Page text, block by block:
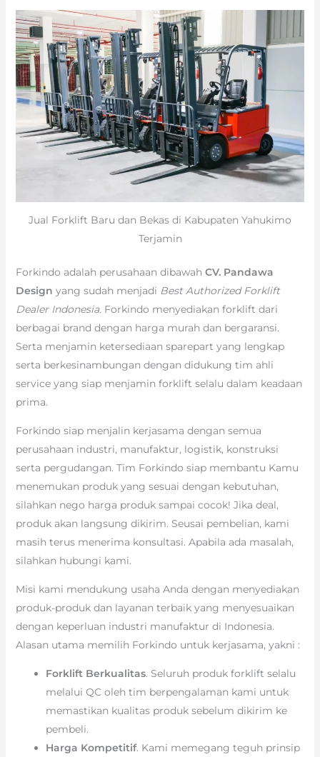
Jual Forklift Baru dan Bekas di Kabupaten Yahukimo
Terjamin
Forkindo adalah perusahaan dibawah CV. Pandawa
Design yang sudah menjadi Best Authorized Forklift
Dealer Indonesia. Forkindo menyediakan forklift dari
berbagai brand dengan harga murah dan bergaransi.
Serta menjamin ketersediaan sparepart yang lengkap
serta berkesinambungan dengan didukung tim ahli
service yang siap menjamin forklift selalu dalam keadaan
prima.
Forkindo siap menjalin kerjasama dengan semua
perusahaan industri, manufaktur, logistik, konstruksi
serta pergudangan. Tim Forkindo siap membantu Kamu
menemukan produk yang sesuai dengan kebutuhan,
silahkan nego harga produk sampai cocok! Jika deal,
produk akan langsung dikirim. Seusai pembelian, kami
masih terus menerima konsultasi. Apabila ada masalah,
silahkan hubungi kami.
Misi kami mendukung usaha Anda dengan menyediakan
produk-produk dan layanan terbaik yang menyesuaikan
dengan keperluan industri manufaktur di Indonesia.
Alasan utama memilih Forkindo untuk kerjasama, yakni :
Forklift Berkualitas. Seluruh produk forklift selalu
melalui QC oleh tim berpengalaman kami untuk
memastikan kualitas produk sebelum dikirim ke
pembeli.
Harga Kompetitif. Kami memegang teguh prinsip